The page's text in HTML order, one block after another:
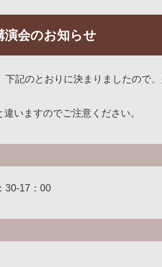
演会のお知らせ
下記のとおりに決まりましたので
いますのでご注意ください。
30-17：00